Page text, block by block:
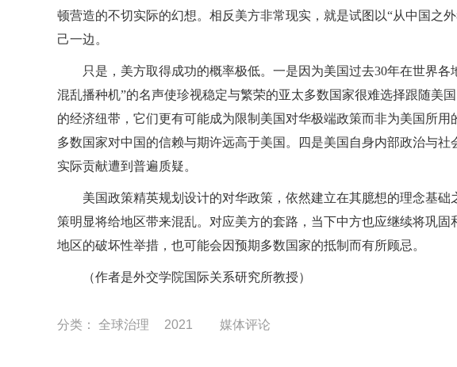
顿营造的不切实际的幻想。相反美方非常现实，就是试图以“从中国之
己一边。
只是，美方取得成功的概率极低。一是因为美国过去30年在世界
混乱播种机”的名声使珍视稳定与繁荣的亚太多数国家很难选择跟随美
的经济纽带，它们更有可能成为限制美国对华极端政策而非为美国所
多数国家对中国的信赖与期许远高于美国。四是美国自身内部政治与
实际贡献遭到普遍质疑。
美国政策精英规划设计的对华政策，依然建立在其臆想的理念基
策明显将给地区带来混乱。对应美方的套路，当下中方也应继续将巩
地区的破坏性举措，也可能会因预期多数国家的抵制而有所顾忌。
（作者是外交学院国际关系研究所教授）
分类： 全球治理 2021 媒体评论